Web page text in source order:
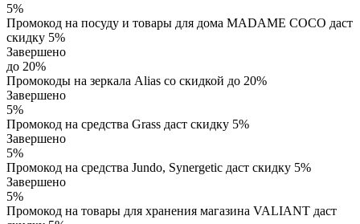
5%
Промокод на посуду и товары для дома MADAME COCO даст
скидку 5%
Завершено
до 20%
Промокоды на зеркала Alias со скидкой до 20%
Завершено
5%
Промокод на средства Grass даст скидку 5%
Завершено
5%
Промокод на средства Jundo, Synergetic даст скидку 5%
Завершено
5%
Промокод на товары для хранения магазина VALIANT даст